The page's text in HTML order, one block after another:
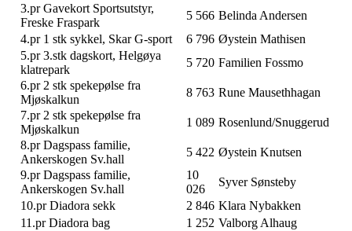
3.pr Gavekort Sportsutstyr,
Freske Fraspark
5 566 Belinda Andersen
4.pr 1 stk sykkel, Skar G-sport
6 796 Øystein Mathisen
5.pr 3.stk dagskort, Helgøya
klatrepark
5 720 Familien Fossmo
6.pr 2 stk spekepølse fra
Mjøskalkun
8 763 Rune Mausethhagan
7.pr 2 stk spekepølse fra
Mjøskalkun
1 089 Rosenlund/Snuggerud
8.pr Dagspass familie,
Ankerskogen Sv.hall
5 422 Øystein Knutsen
9.pr Dagspass familie,
Ankerskogen Sv.hall
10
026
Syver Sønsteby
10.pr Diadora sekk
2 846 Klara Nybakken
11.pr Diadora bag
1 252 Valborg Alhaug